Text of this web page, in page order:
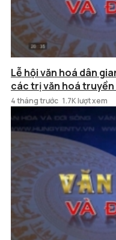
Lễ hội văn hoá dân
các trị văn hoá
4 tháng trước 1.7K lượt xem